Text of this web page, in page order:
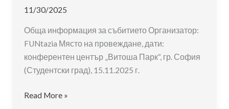
11/30/2025
Обща информация за събитието Организатор:
FUNtazia Място на провеждане, дати:
конферентен център „Витоша Парк“, гр. София
(Студентски град), 15.11.2025 г.
Седма
Read More »